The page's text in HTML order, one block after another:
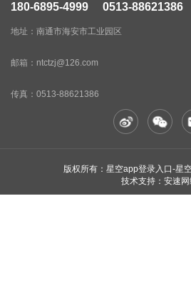
180-6895-4999 0513-88621386
地址：南通市海安市工业园区
邮箱：ntctzj@126.com
传真： 0513-88621386
版权所有：星空app登录入口-星
技术支持：安速